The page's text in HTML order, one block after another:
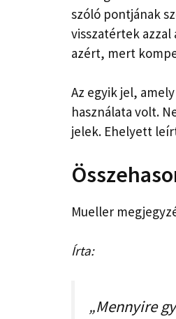
szóló pontjának
visszatértek
azért, mert
Az egyik jel,
használata volt.
jelek. Ehelyett
Mueller
Írta:
„Mennyire